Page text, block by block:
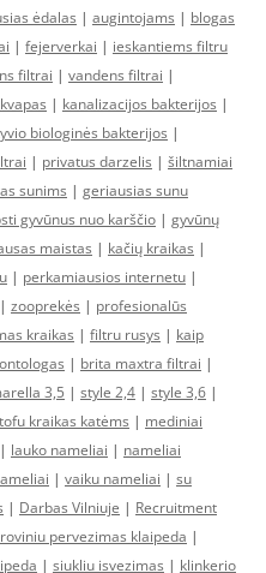
ėdalas | augintojams | blogas
| fejerverkai | ieskantiems filtru
filtrai | vandens filtrai |
| kanalizacijos bakterijos |
biologinės bakterijos |
| privatus darzelis | šiltnamiai
sunims | geriausias sunu
gyvūnus nuo karščio | gyvūnų
maistas | kačių kraikas |
| perkamiausios internetu |
| zooprekės | profesionalūs
kraikas | filtru rusys | kaip
| brita maxtra filtrai |
3,5 | style 2,4 | style 3,6 |
tofu kraikas katėms | mediniai
| lauko nameliai | nameliai
| vaiku nameliai | su
| Darbas Vilniuje | Recruitment
pervezimas klaipeda |
| siukliu isvezimas | klinkerio